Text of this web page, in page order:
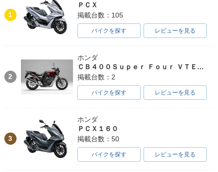
1
ＰＣＸ
掲載台数：105
バイクを探す レビューを見る
2
ホンダ
ＣＢ４００Ｓｕｐｅｒ Ｆｏｕｒ ＶＴＥＣ ＳＰＥＣ３
掲載台数：2
バイクを探す レビューを見る
3
ホンダ
ＰＣＸ１６０
掲載台数：50
バイクを探す レビューを見る